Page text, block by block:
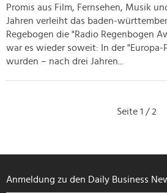
Promis aus Film, Fernsehen, Musik
Jahren verleiht das baden-
Regebogen die "Radio Regenbogen
war es wieder soweit: In der "Europa-
wurden – nach drei Jahren...
Seite 1 / 2
Anmeldung zu den Daily Business